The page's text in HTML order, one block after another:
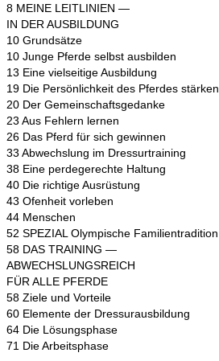
8 MEINE LEITLINIEN —
IN DER AUSBILDUNG
10 Grundsätze
10 Junge Pferde selbst ausbilden
13 Eine vielseitige Ausbildung
19 Die Persönlichkeit des Pferdes stärken
20 Der Gemeinschaftsgedanke
23 Aus Fehlern lernen
26 Das Pferd für sich gewinnen
33 Abwechslung im Dressurtraining
38 Eine perdegerechte Haltung
40 Die richtige Ausrüstung
43 Ofenheit vorleben
44 Menschen
52 SPEZIAL Olympische Familientradition
58 DAS TRAINING —
ABWECHSLUNGSREICH
FÜR ALLE PFERDE
58 Ziele und Vorteile
60 Elemente der Dressurausbildung
64 Die Lösungsphase
71 Die Arbeitsphase